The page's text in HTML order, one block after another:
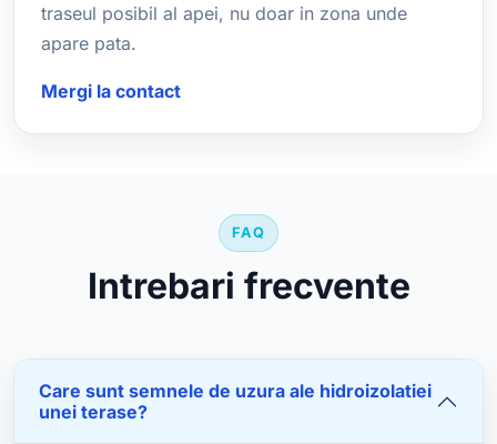
traseul posibil al apei, nu doar in zona unde
apare pata.
Mergi la contact
FAQ
Intrebari frecvente
Care sunt semnele de uzura ale hidroizolatiei
unei terase?